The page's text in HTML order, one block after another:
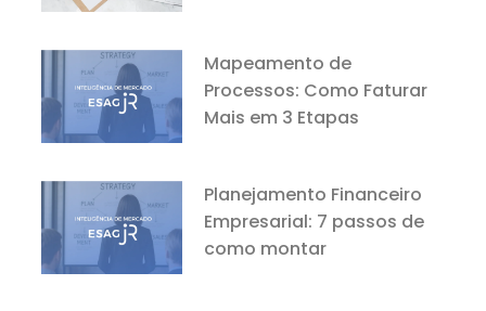
Mapeamento de
Processos: Como Faturar
Mais em 3 Etapas
Planejamento Financeiro
Empresarial: 7 passos de
como montar